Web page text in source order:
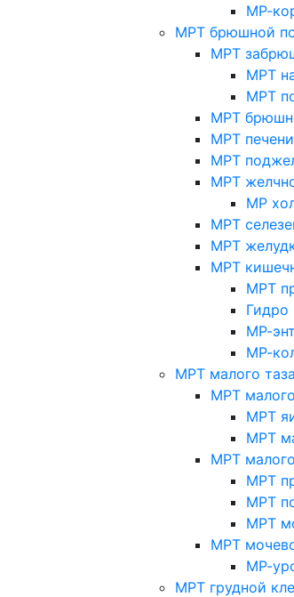
МР-
МРТ брюшной
МРТ
МРТ
МРТ
МРТ
МРТ печени
МРТ
МРТ
МР
МРТ
МРТ
МРТ
МРТ
МР-
МР-
МРТ малого таза
МРТ
МРТ
МРТ
МРТ
МРТ
МРТ
МРТ
МРТ
МР-
МРТ грудной